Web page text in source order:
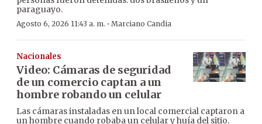
paraguayo.
Agosto 6, 2026 11:43 a. m. · Marciano Candia
Nacionales
Video: Cámaras de seguridad
de un comercio captan a un
hombre robando un celular
Las cámaras instaladas en un local comercial captaron a
un hombre cuando robaba un celular y huía del sitio.